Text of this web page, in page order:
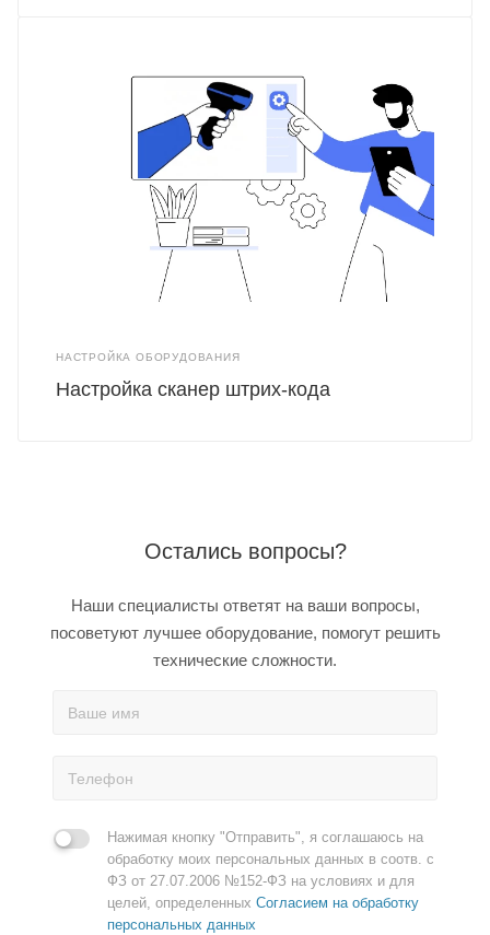
НАСТРОЙКА ОБОРУДОВАНИЯ
Настройка сканер штрих-кода
Остались вопросы?
Наши специалисты ответят на ваши вопросы,
посоветуют лучшее оборудование, помогут решить
технические сложности.
Нажимая кнопку "Отправить", я соглашаюсь на
обработку моих персональных данных в соотв. с
ФЗ от 27.07.2006 №152-ФЗ на условиях и для
целей, определенных Согласием на обработку
персональных данных